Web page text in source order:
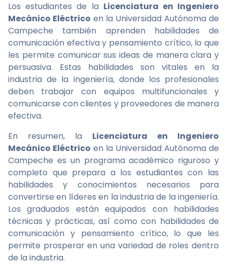
Los estudiantes de la Licenciatura en Ingeniero
Mecánico Eléctrico en la Universidad Autónoma de
Campeche también aprenden habilidades de
comunicación efectiva y pensamiento crítico, lo que
les permite comunicar sus ideas de manera clara y
persuasiva. Estas habilidades son vitales en la
industria de la ingeniería, donde los profesionales
deben trabajar con equipos multifuncionales y
comunicarse con clientes y proveedores de manera
efectiva.
En resumen, la Licenciatura en Ingeniero
Mecánico Eléctrico en la Universidad Autónoma de
Campeche es un programa académico riguroso y
completo que prepara a los estudiantes con las
habilidades y conocimientos necesarios para
convertirse en líderes en la industria de la ingeniería.
Los graduados están equipados con habilidades
técnicas y prácticas, así como con habilidades de
comunicación y pensamiento crítico, lo que les
permite prosperar en una variedad de roles dentro
de la industria.